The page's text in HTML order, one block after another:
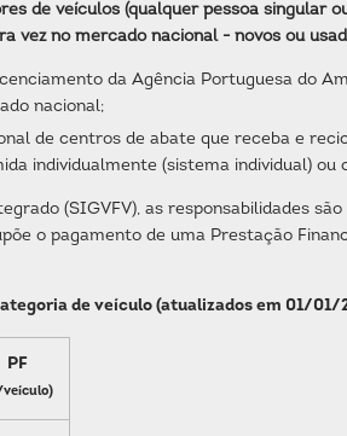
de veículos (qualquer pessoa singular
vez no mercado nacional - novos ou
da Agência Portuguesa do
nacional;
de centros de abate que receba e
individualmente (sistema individual)
(SIGVFV), as responsabilidades
o pagamento de uma Prestação
de veículo (atualizados em 01/01/
PF